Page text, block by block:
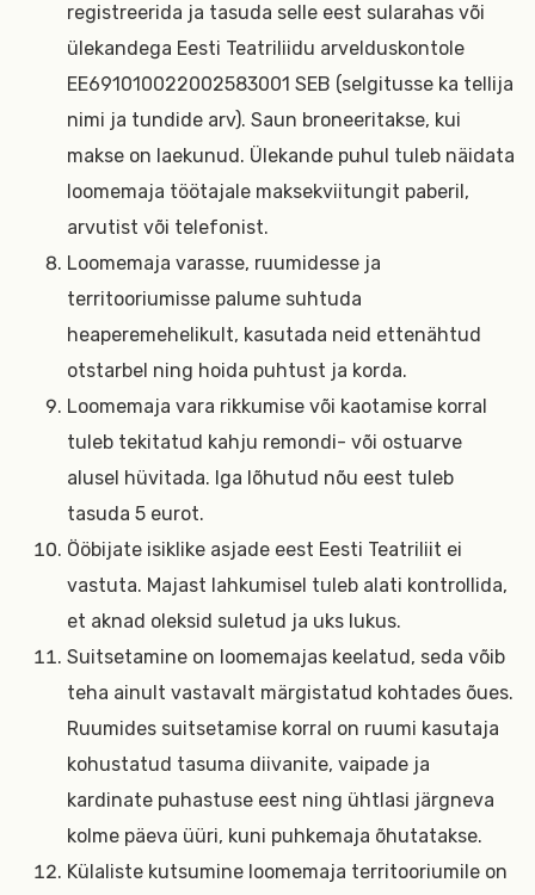
registreerida ja tasuda selle eest sularahas või
ülekandega Eesti Teatriliidu arvelduskontole
EE691010022002583001 SEB (selgitusse ka tellija
nimi ja tundide arv). Saun broneeritakse, kui
makse on laekunud. Ülekande puhul tuleb näidata
loomemaja töötajale maksekviitungit paberil,
arvutist või telefonist.
Loomemaja varasse, ruumidesse ja
territooriumisse palume suhtuda
heaperemehelikult, kasutada neid ettenähtud
otstarbel ning hoida puhtust ja korda.
Loomemaja vara rikkumise või kaotamise korral
tuleb tekitatud kahju remondi- või ostuarve
alusel hüvitada. Iga lõhutud nõu eest tuleb
tasuda 5 eurot.
Ööbijate isiklike asjade eest Eesti Teatriliit ei
vastuta. Majast lahkumisel tuleb alati kontrollida,
et aknad oleksid suletud ja uks lukus.
Suitsetamine on loomemajas keelatud, seda võib
teha ainult vastavalt märgistatud kohtades õues.
Ruumides suitsetamise korral on ruumi kasutaja
kohustatud tasuma diivanite, vaipade ja
kardinate puhastuse eest ning ühtlasi järgneva
kolme päeva üüri, kuni puhkemaja õhutatakse.
Külaliste kutsumine loomemaja territooriumile on